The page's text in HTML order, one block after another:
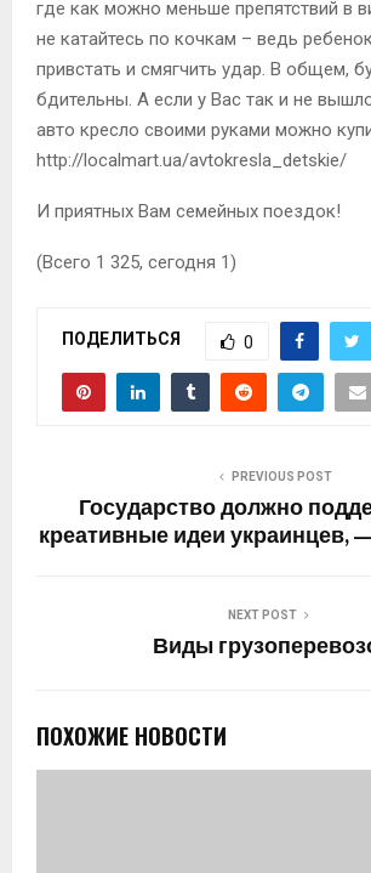
где как можно меньше препятствий в
не катайтесь по кочкам – ведь
привстать и смягчить удар. В общем,
бдительны. А если у Вас так и не
авто кресло своими руками можно
http://localmart.ua/avtokresla_detskie/
И приятных Вам семейных поездок!
(Всего 1 325, сегодня 1)
ПОДЕЛИТЬСЯ 0
PREVIOUS POST
Государство должно
креативные идеи украинцев,
NEXT POST
Виды
ПОХОЖИЕ НОВОСТИ